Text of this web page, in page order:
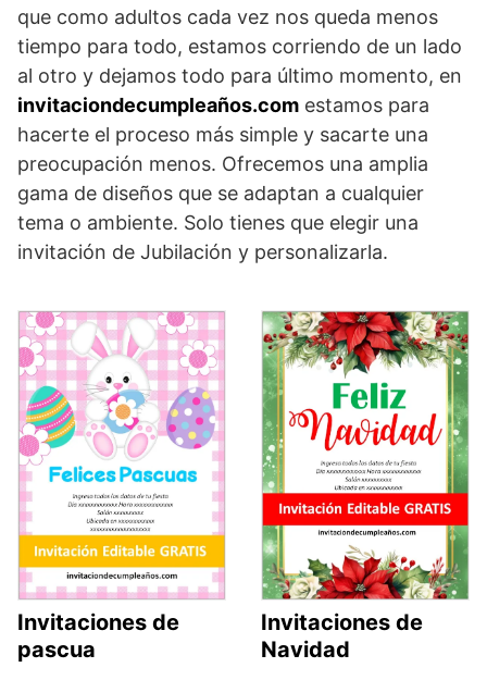
que como adultos cada vez nos queda menos
tiempo para todo, estamos corriendo de un lado
al otro y dejamos todo para último momento, en
invitaciondecumpleaños.com estamos para
hacerte el proceso más simple y sacarte una
preocupación menos. Ofrecemos una amplia
gama de diseños que se adaptan a cualquier
tema o ambiente. Solo tienes que elegir una
invitación de Jubilación y personalizarla.
Invitaciones de
pascua
Invitaciones de
Navidad